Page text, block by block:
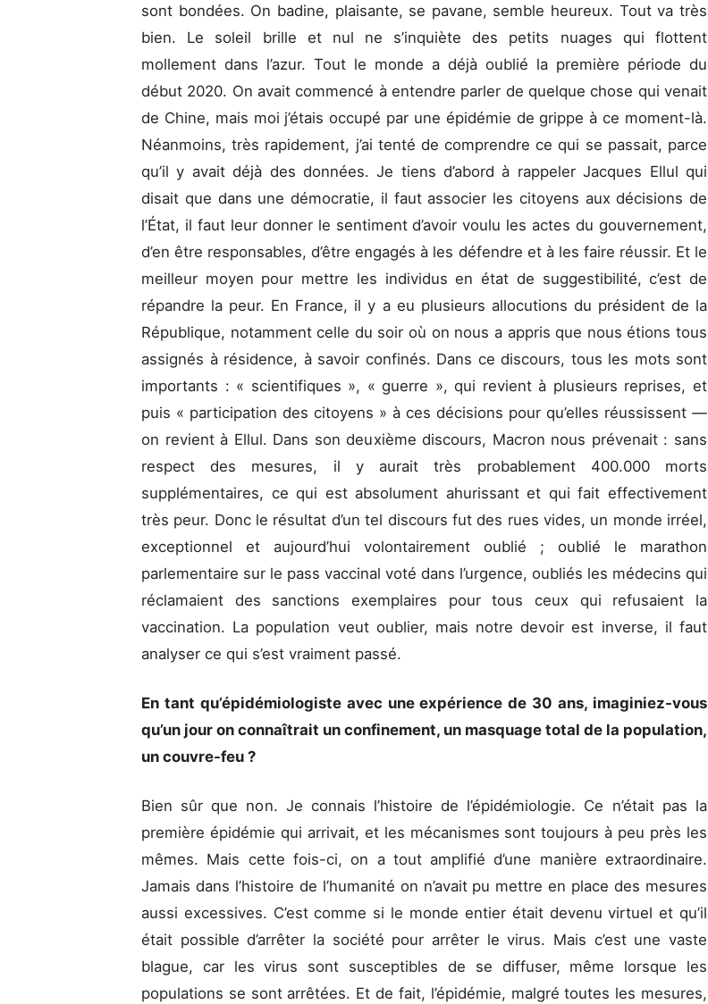
sont bondées. On badine, plaisante, se pavane, semble heureux. Tout va très
bien. Le soleil brille et nul ne s’inquiète des petits nuages qui flottent
mollement dans l’azur. Tout le monde a déjà oublié la première période du
début 2020. On avait commencé à entendre parler de quelque chose qui venait
de Chine, mais moi j’étais occupé par une épidémie de grippe à ce moment-là.
Néanmoins, très rapidement, j’ai tenté de comprendre ce qui se passait, parce
qu’il y avait déjà des données. Je tiens d’abord à rappeler Jacques Ellul qui
disait que dans une démocratie, il faut associer les citoyens aux décisions de
l’État, il faut leur donner le sentiment d’avoir voulu les actes du gouvernement,
d’en être responsables, d’être engagés à les défendre et à les faire réussir. Et le
meilleur moyen pour mettre les individus en état de suggestibilité, c’est de
répandre la peur. En France, il y a eu plusieurs allocutions du président de la
République, notamment celle du soir où on nous a appris que nous étions tous
assignés à résidence, à savoir confinés. Dans ce discours, tous les mots sont
importants : « scientifiques », « guerre », qui revient à plusieurs reprises, et
puis « participation des citoyens » à ces décisions pour qu’elles réussissent —
on revient à Ellul. Dans son deuxième discours, Macron nous prévenait : sans
respect des mesures, il y aurait très probablement 400.000 morts
supplémentaires, ce qui est absolument ahurissant et qui fait effectivement
très peur. Donc le résultat d’un tel discours fut des rues vides, un monde irréel,
exceptionnel et aujourd’hui volontairement oublié ; oublié le marathon
parlementaire sur le pass vaccinal voté dans l’urgence, oubliés les médecins qui
réclamaient des sanctions exemplaires pour tous ceux qui refusaient la
vaccination. La population veut oublier, mais notre devoir est inverse, il faut
analyser ce qui s’est vraiment passé.
En tant qu’épidémiologiste avec une expérience de 30 ans, imaginiez-vous
qu’un jour on connaîtrait un confinement, un masquage total de la population,
un couvre-feu ?
Bien sûr que non. Je connais l’histoire de l’épidémiologie. Ce n’était pas la
première épidémie qui arrivait, et les mécanismes sont toujours à peu près les
mêmes. Mais cette fois-ci, on a tout amplifié d’une manière extraordinaire.
Jamais dans l’histoire de l’humanité on n’avait pu mettre en place des mesures
aussi excessives. C’est comme si le monde entier était devenu virtuel et qu’il
était possible d’arrêter la société pour arrêter le virus. Mais c’est une vaste
blague, car les virus sont susceptibles de se diffuser, même lorsque les
populations se sont arrêtées. Et de fait, l’épidémie, malgré toutes les mesures,